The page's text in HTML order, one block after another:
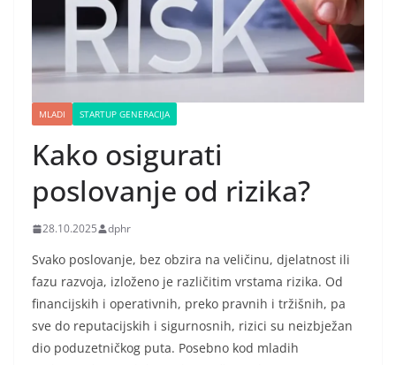
MLADI STARTUP GENERACIJA
Kako osigurati
poslovanje od rizika?
28.10.2025 dphr
Svako poslovanje, bez obzira na veličinu, djelatnost ili
fazu razvoja, izloženo je različitim vrstama rizika. Od
financijskih i operativnih, preko pravnih i tržišnih, pa
sve do reputacijskih i sigurnosnih, rizici su neizbježan
dio poduzetničkog puta. Posebno kod mladih